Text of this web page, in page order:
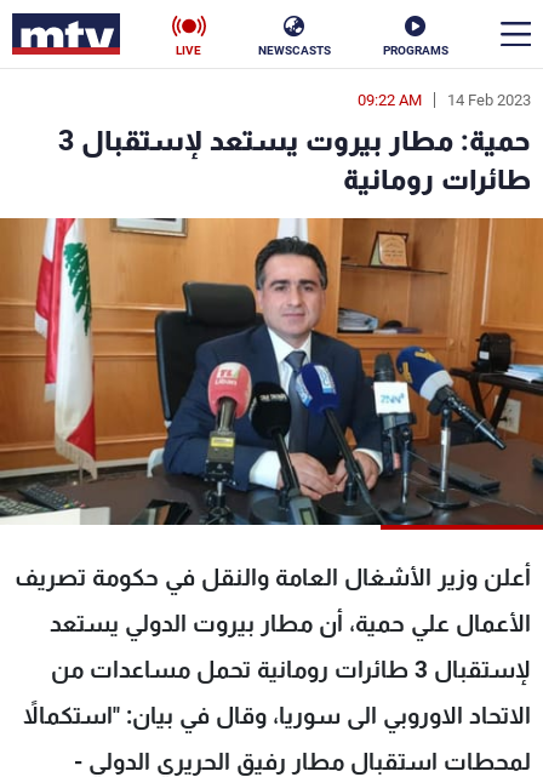
PROGRAMS
NEWSCASTS
LIVE
14 Feb 2023
09:22 AM
حمية: مطار بيروت يستعد لإستقبال 3
طائرات رومانية
أعلن وزير الأشغال العامة والنقل في حكومة تصريف
الأعمال علي حمية، أن مطار بيروت الدولي يستعد
لإستقبال 3 طائرات رومانية تحمل مساعدات من
الاتحاد الاوروبي الى سوريا، وقال في بيان: "استكمالاً
لمحطات استقبال مطار رفيق الحريري الدولي -
en
الأخبار
سياسة ناس
إقتصاد فن
منوعات رياضة
كأس العالم
البرامج
جدول البرامج
شاهد البرامج
عن MTV
الإنـتـاج
وظائف
تواصل معنا
شروط الإسـتخدام
سياسة الخصوصية